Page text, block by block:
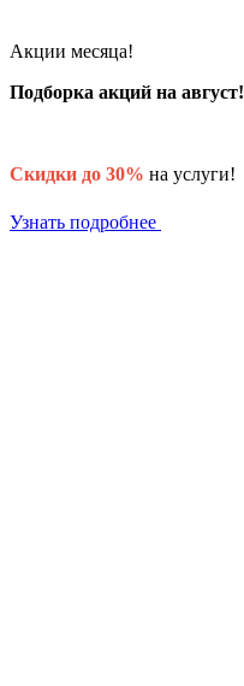
Акции месяца!
Подборка акций на август!
Скидки до 30% на услуги!
Узнать подробнее